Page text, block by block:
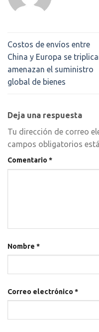
Costos de envíos entre
China y Europa se
amenazan el suministro
global de bienes
Deja una respuesta
Tu dirección de correo
campos obligatorios
Comentario*
Nombre *
Correo electrónico*